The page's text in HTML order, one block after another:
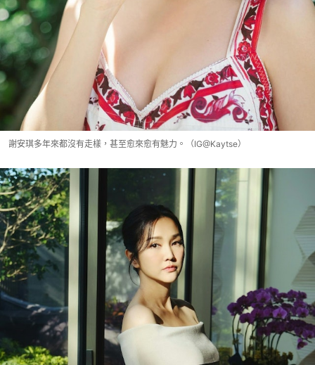
謝安琪多年來都沒有走樣，甚至愈來愈有魅力。（IG@Kaytse）